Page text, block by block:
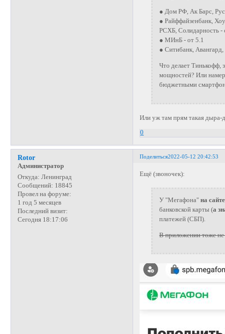
● Дом РФ, Ак Барс,
● Райффайзенбанк,
РСХБ, Солидарность -
● МИнБ - от 5.1
● Ситибанк,
Что делает Тинькофф,
мощностей? Или
бюджетными
Или уж там прям такая дыра-
0
Поделиться2022-05-12 20:42:53
Rotor
Администратор
Откуда: Ленинград
Сообщений: 18845
Провел на форуме:
1 год 5 месяцев
Последний визит:
Сегодня 18:17:06
Ещё (звоночек):
У "Мегафона" на сайте
банковской карты (а
платежей (СБП).
В приложении тоже не